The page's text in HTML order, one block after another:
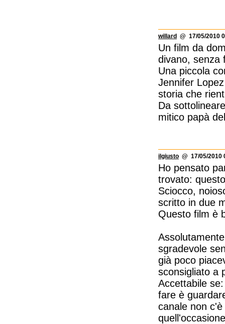
willard @ 17/05/2010
Un film da
divano, senza
Una piccola
Jennifer
storia che
Da
mitico papà
ilgiusto @ 17/05/2010
Ho pensato
trovato:
Sciocco,
scritto in due
Questo film è
sgradevole
già poco
sconsigliato a
Accettabile
fare è
canale non